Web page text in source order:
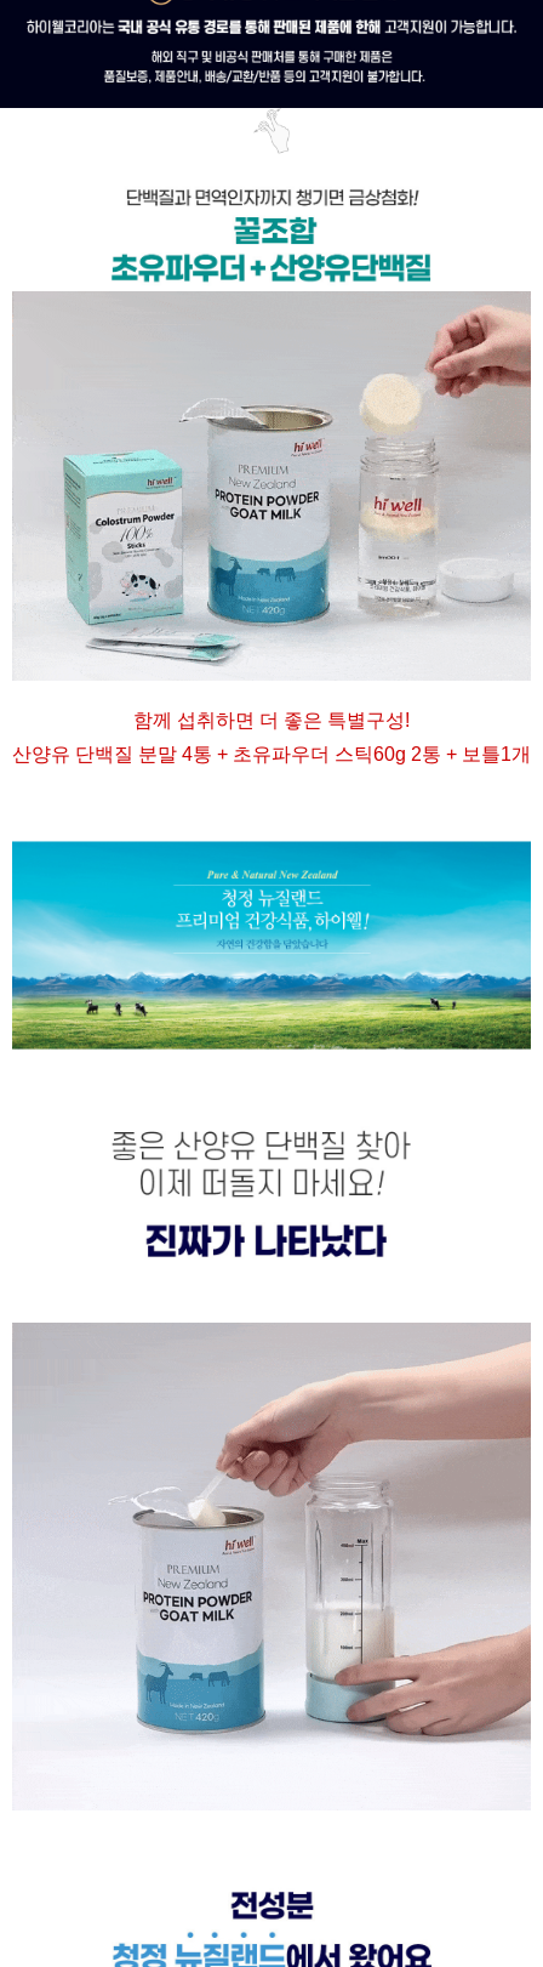
함께 섭취하면 더 좋은 특별구성!
산양유 단백질 분말 4통 + 초유파우더 스틱60g 2통 + 보틀1개